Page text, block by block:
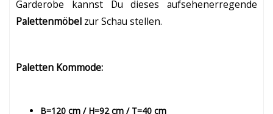
Garderobe kannst Du dieses aufsehenerregende
Palettenmöbel zur Schau stellen.
Paletten Kommode:
B=120 cm / H=92 cm / T=40 cm